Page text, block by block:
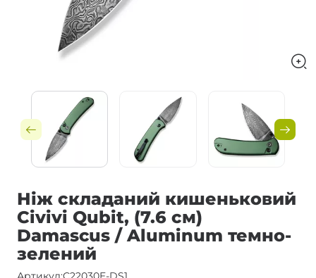
Ніж складаний кишеньковий
Civivi Qubit, (7.6 см)
Damascus / Aluminum темно-
зелений